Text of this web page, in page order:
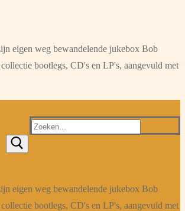
eigen weg bewandelende jukebox Bob
bootlegs, CD's en LP's, aangevuld met
Zoeken
eigen weg bewandelende jukebox Bob
bootlegs, CD's en LP's, aangevuld met